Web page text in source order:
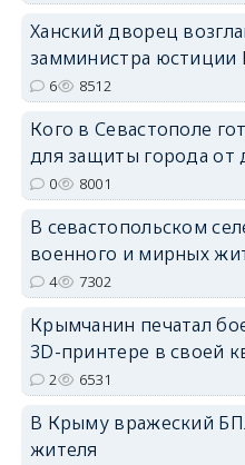
Ханский дворец
замминистра юстиции
6 8512
Кого в Севастополе
для защиты города от
0 8001
В севастопольском
военного и мирных
4 7302
Крымчанин печатал
3D-принтере в своей
2 6531
В Крыму вражеский
жителя